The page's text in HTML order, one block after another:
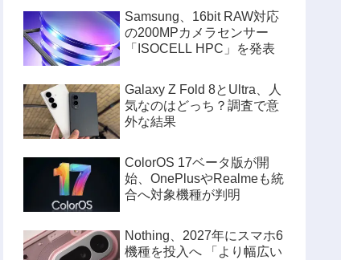
Samsung、16bit RAW対応
の200MPカメラセンサー
「ISOCELL HPC」を発表
Galaxy Z Fold 8とUltra、人
気なのはどっち？調査で意
外な結果
ColorOS 17ベータ版が開
始、OnePlusやRealmeも統
合へ対象機種が判明
Nothing、2027年にスマホ6
機種を投入へ 「より幅広い